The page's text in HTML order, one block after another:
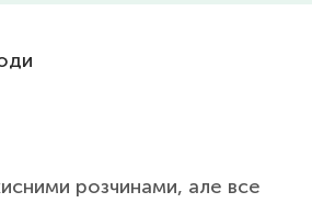
розчинами, але все